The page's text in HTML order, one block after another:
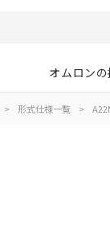
オムロン
> 形式仕様一覧 >